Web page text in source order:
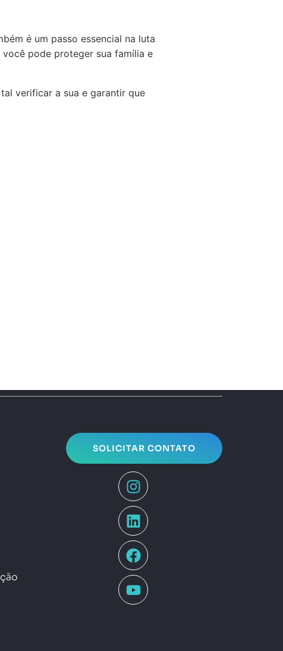
é um passo essencial na luta
pode proteger sua família e
verificar a sua e garantir que
SOLICITAR CONTATO